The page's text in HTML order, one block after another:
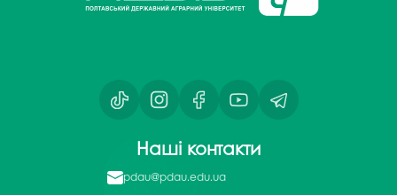
Наші контакти
pdau@pdau.edu.ua